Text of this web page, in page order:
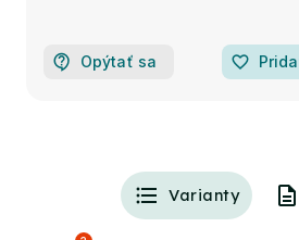
Opýtať sa favorite_border
Varianty